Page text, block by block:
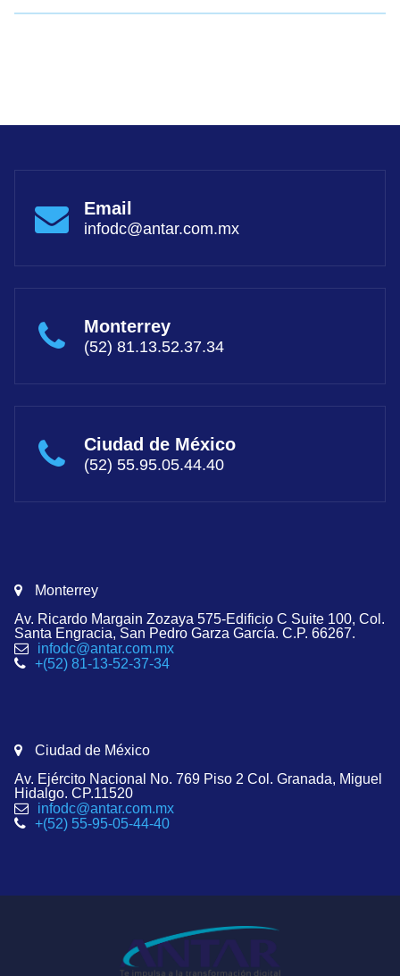
Email
infodc@antar.com.mx
Monterrey
(52) 81.13.52.37.34
Ciudad de México
(52) 55.95.05.44.40
Monterrey
Av. Ricardo Margain Zozaya 575-Edificio C Suite 100, Col.
Santa Engracia, San Pedro Garza García. C.P. 66267.
infodc@antar.com.mx
+(52) 81-13-52-37-34
Ciudad de México
Av. Ejército Nacional No. 769 Piso 2 Col. Granada, Miguel
Hidalgo. CP.11520
infodc@antar.com.mx
+(52) 55-95-05-44-40